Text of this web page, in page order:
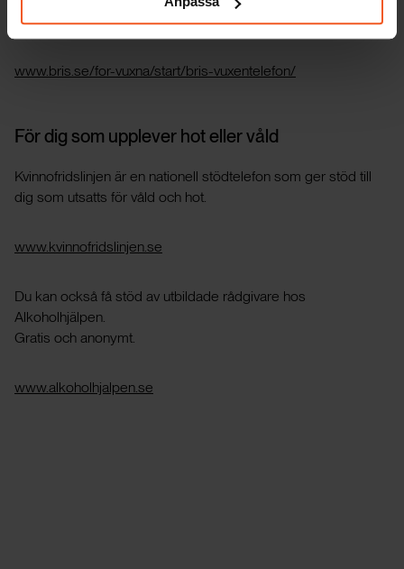
stöd och vägledning
www.bris.se/for-vuxna/start/bris-vuxentelefon/
För dig som upplever hot eller våld
Kvinnofridslinjen är en nationell stödtelefon som ger stöd till
dig som utsatts för våld och hot.
www.kvinnofridslinjen.se
Du kan också få stöd av utbildade rådgivare hos
Alkoholhjälpen.
Gratis och anonymt.
www.alkoholhjalpen.se